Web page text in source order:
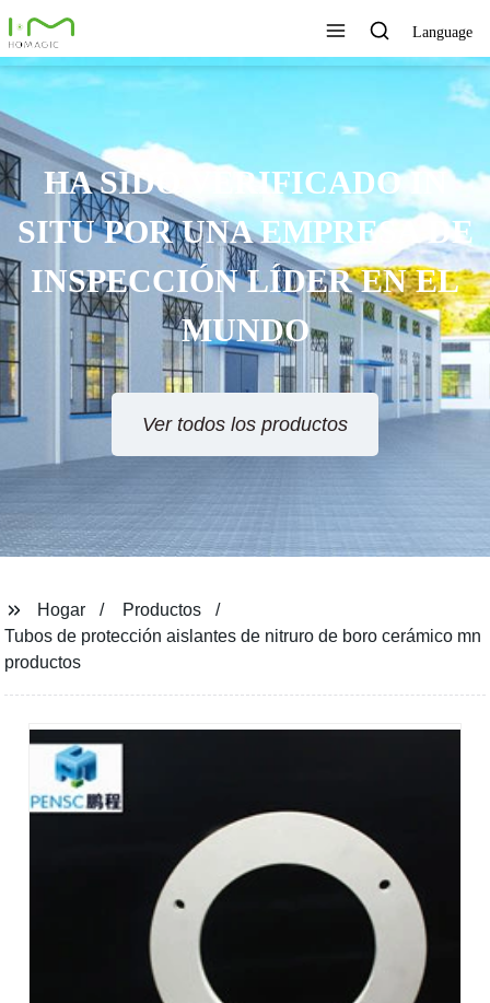
Language
HA SIDO VERIFICADO IN
SITU POR UNA EMPRESA DE
INSPECCIÓN LÍDER EN EL
MUNDO
Ver todos los productos
Hogar
Productos
Tubos de protección aislantes de nitruro de boro cerámico mn
productos